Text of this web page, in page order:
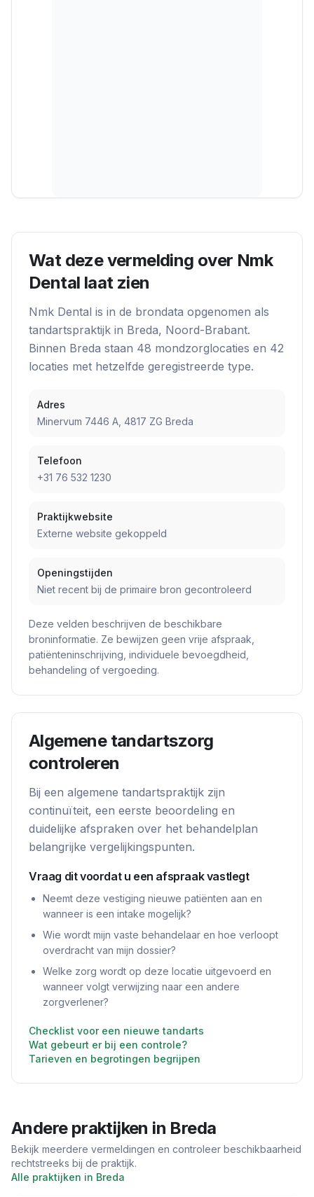
Wat deze vermelding over Nmk
Dental laat zien
Nmk Dental is in de brondata opgenomen als
tandartspraktijk in Breda, Noord-Brabant.
Binnen Breda staan 48 mondzorglocaties en 42
locaties met hetzelfde geregistreerde type.
Adres
Minervum 7446 A, 4817 ZG Breda
Telefoon
+31 76 532 1230
Praktijkwebsite
Externe website gekoppeld
Openingstijden
Niet recent bij de primaire bron gecontroleerd
Deze velden beschrijven de beschikbare
broninformatie. Ze bewijzen geen vrije afspraak,
patiënteninschrijving, individuele bevoegdheid,
behandeling of vergoeding.
Algemene tandartszorg
controleren
Bij een algemene tandartspraktijk zijn
continuïteit, een eerste beoordeling en
duidelijke afspraken over het behandelplan
belangrijke vergelijkingspunten.
Vraag dit voordat u een afspraak vastlegt
Neemt deze vestiging nieuwe patiënten aan en
wanneer is een intake mogelijk?
Wie wordt mijn vaste behandelaar en hoe verloopt
overdracht van mijn dossier?
Welke zorg wordt op deze locatie uitgevoerd en
wanneer volgt verwijzing naar een andere
zorgverlener?
Checklist voor een nieuwe tandarts
Wat gebeurt er bij een controle?
Tarieven en begrotingen begrijpen
Andere praktijken in Breda
Bekijk meerdere vermeldingen en controleer beschikbaarheid
rechtstreeks bij de praktijk.
Alle praktijken in Breda